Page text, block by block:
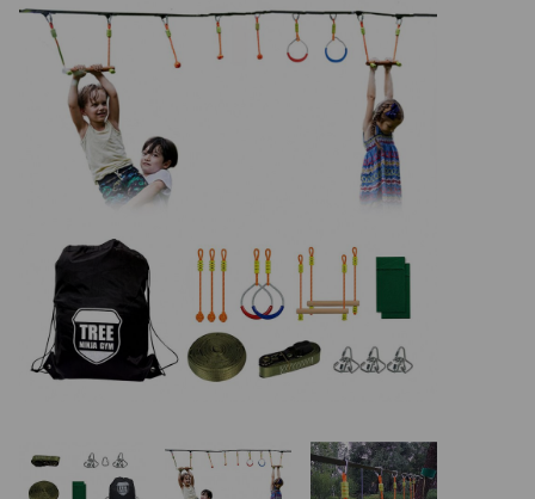
Basketbalové koše
Holandský billiard (shuffleboard)
Gumové podlahy (dlaždice)
Trampolíny
ÚVOD
VŠE O NÁKUPU
REALIZACE V ČR
KONTAKT